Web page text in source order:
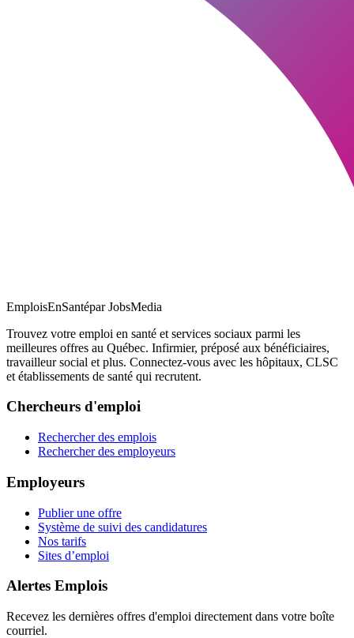
EmploisEnSantépar JobsMedia
Trouvez votre emploi en santé et services sociaux parmi les
meilleures offres au Québec. Infirmier, préposé aux bénéficiaires,
travailleur social et plus. Connectez-vous avec les hôpitaux, CLSC
et établissements de santé qui recrutent.
Chercheurs d'emploi
Rechercher des emplois
Rechercher des employeurs
Employeurs
Publier une offre
Système de suivi des candidatures
Nos tarifs
Sites d’emploi
Alertes Emplois
Recevez les dernières offres d'emploi directement dans votre boîte
courriel.